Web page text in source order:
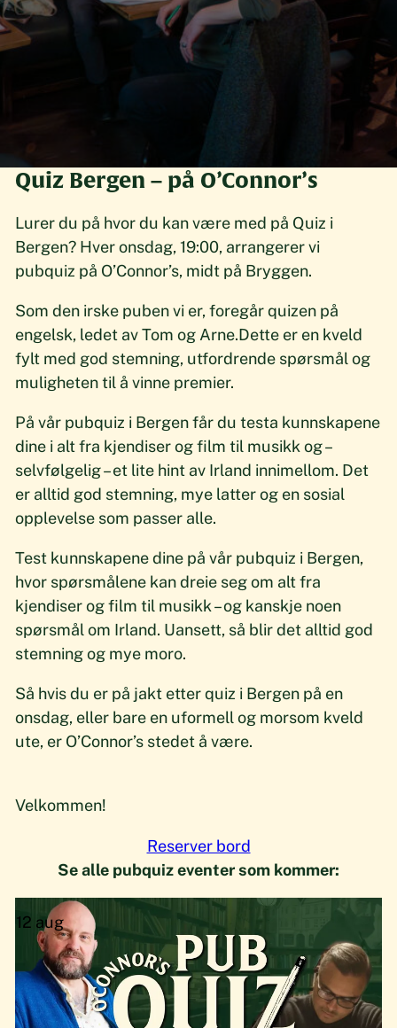
Quiz Bergen – på O’Connor’s
Lurer du på hvor du kan være med på Quiz i
Bergen? Hver onsdag, 19:00, arrangerer vi
pubquiz på O’Connor’s, midt på Bryggen.
Som den irske puben vi er, foregår quizen på
engelsk, ledet av Tom og Arne.Dette er en kveld
fylt med god stemning, utfordrende spørsmål og
muligheten til å vinne premier.
På vår pubquiz i Bergen får du testa kunnskapene
dine i alt fra kjendiser og film til musikk og –
selvfølgelig – et lite hint av Irland innimellom. Det
er alltid god stemning, mye latter og en sosial
opplevelse som passer alle.
Test kunnskapene dine på vår pubquiz i Bergen,
hvor spørsmålene kan dreie seg om alt fra
kjendiser og film til musikk – og kanskje noen
spørsmål om Irland. Uansett, så blir det alltid god
stemning og mye moro.
Så hvis du er på jakt etter quiz i Bergen på en
onsdag, eller bare en uformell og morsom kveld
ute, er O’Connor’s stedet å være.
Velkommen!
Reserver bord
Se alle pubquiz eventer som kommer:
12 aug